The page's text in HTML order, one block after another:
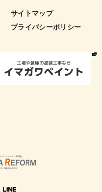
サイトマップ
プライバシーポリシー